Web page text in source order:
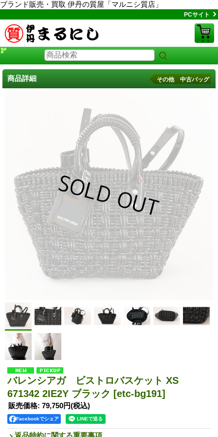
ブランド販売・買取 伊丹の質屋「マルニシ質店」
PCサイト
商品詳細 その他 中古バッグ
バレンシアガ ビストロバスケット XS
671342 2IE2Y ブラック [etc-bg191]
販売価格: 79,750円(税込)
Facebookでシェア
返品特約に関する重要事項